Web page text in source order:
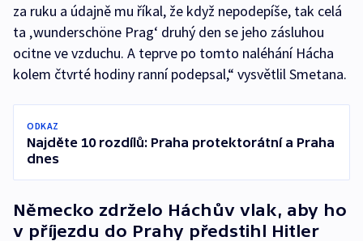
za ruku a údajně mu říkal, že když nepodepíše, tak celá
ta ‚wunderschöne Prag‘ druhý den se jeho zásluhou
ocitne ve vzduchu. A teprve po tomto naléhání Hácha
kolem čtvrté hodiny ranní podepsal,“ vysvětlil Smetana.
ODKAZ
Najděte 10 rozdílů: Praha protektorátní a Praha
dnes
Německo zdrželo Háchův vlak, aby ho
v příjezdu do Prahy předstihl Hitler